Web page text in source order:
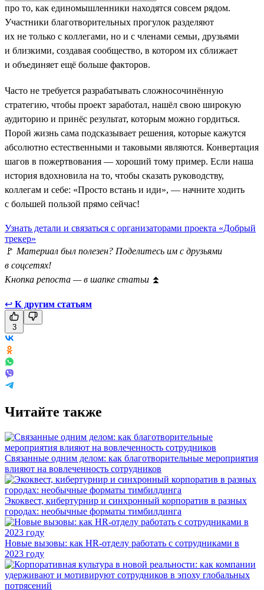
про то, как единомышленники находятся совсем рядом.
Участники благотворительных прогулок разделяют
их не только с коллегами, но и с членами семьи, друзьями
и близкими, создавая сообщество, в котором их сближает
и объединяет ещё больше факторов.
Часто не требуется разрабатывать сложносочинённую
стратегию, чтобы проект заработал, нашёл свою широкую
аудиторию и принёс результат, которым можно гордиться.
Порой жизнь сама подсказывает решения, которые кажутся
абсолютно естественными и таковыми являются. Конвертация
шагов в пожертвования — хороший тому пример. Если наша
история вдохновила на то, чтобы сказать руководству,
коллегам и себе: «Просто встань и иди», — начните ходить
с большей пользой прямо сейчас!
Узнать детали и связаться с организаторами проекта «Добрый
трекер»
🚩 Материал был полезен? Поделитесь им с друзьями
в соцсетях!
Кнопка репоста — в шапке статьи ⏫
↩ К другим статьям
3
Читайте также
Связанные одним делом: как благотворительные мероприятия
влияют на вовлеченность сотрудников
Экоквест, кибертурнир и синхронный корпоратив в разных
городах: необычные форматы тимбилдинга
Новые вызовы: как HR-отделу работать с сотрудниками в
2023 году